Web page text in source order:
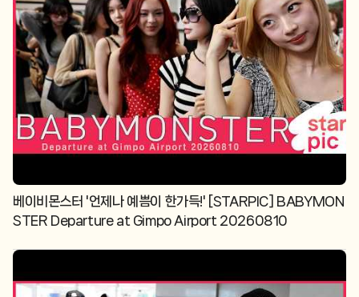
베이비몬스터 '언제나 예쁨이 한가득!' [STARPIC] BABYMON
STER Departure at Gimpo Airport 20260810